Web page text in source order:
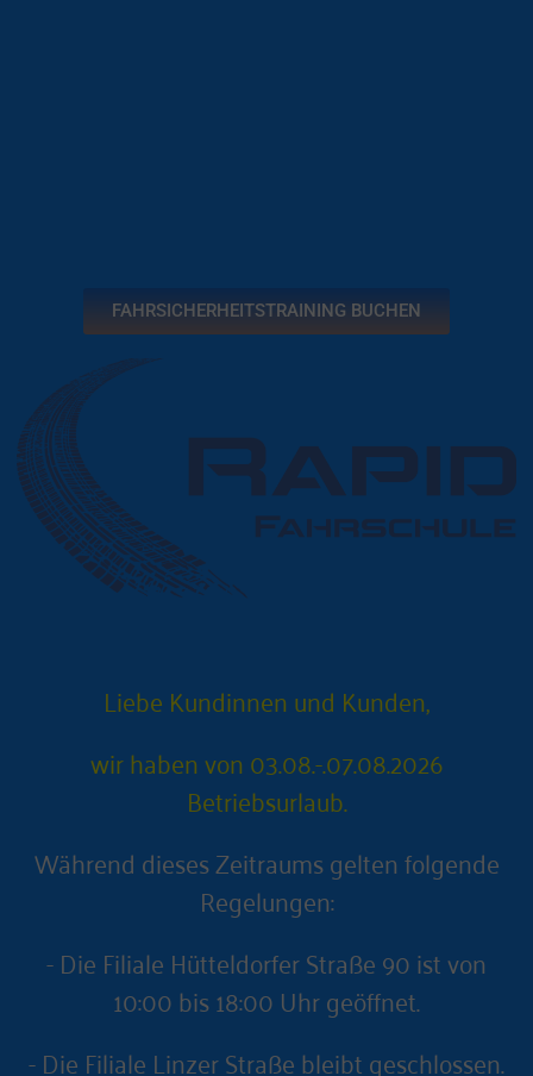
FAHRSICHERHEITSTRAINING BUCHEN
Liebe Kundinnen und Kunden,
wir haben von 03.08.-.07.08.2026
Betriebsurlaub.
Während dieses Zeitraums gelten folgende
Regelungen:
- Die Filiale Hütteldorfer Straße 90 ist von
10:00 bis 18:00 Uhr geöffnet.
- Die Filiale Linzer Straße bleibt geschlossen.